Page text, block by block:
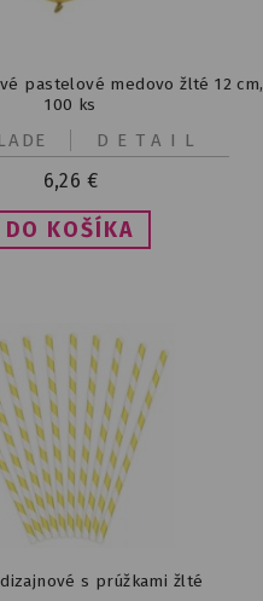
pastelové medovo žlté 12 cm,
100 ks
6,26 €
DETAIL
s prúžkami žlté